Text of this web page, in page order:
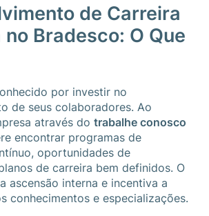
de Carreira
Bradesco: O Que
por investir no
de seus colaboradores. Ao
através do trabalhe conosco
encontrar programas de
oportunidades de
de carreira bem definidos. O
ascensão interna e incentiva a
conhecimentos e especializações.